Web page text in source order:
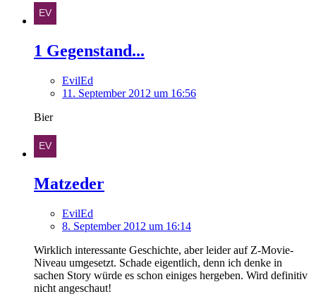
1 Gegenstand...
EvilEd
11. September 2012 um 16:56
Bier
Matzeder
EvilEd
8. September 2012 um 16:14
Wirklich interessante Geschichte, aber leider auf Z-Movie-
Niveau umgesetzt. Schade eigentlich, denn ich denke in
sachen Story würde es schon einiges hergeben. Wird definitiv
nicht angeschaut!